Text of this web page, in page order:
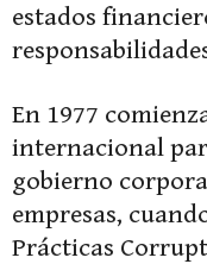
estados
En 1977
internacional
gobierno
empresas,
Prácticas